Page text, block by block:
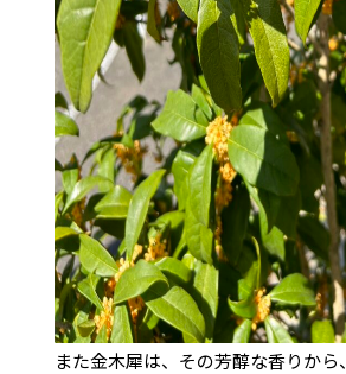
また金木犀は、その芳醇な香りから、